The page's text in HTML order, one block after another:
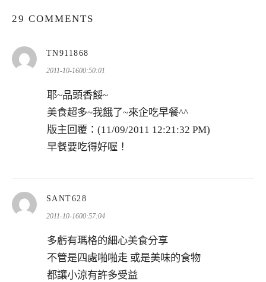
29 COMMENTS
TN911868
示:
2011-10-1600:50:01
耶~品頭香餒~
美食超多~我餓了~來企吃早餐^^
版主回覆：(11/09/2011 12:21:32 PM)
早餐要吃得好喔！
SANT628
示:
2011-10-1600:57:04
多虧有瑪格的細心美食分享
不管是四處啪啪走 或是美味的食物
都讓小涼有許多受益